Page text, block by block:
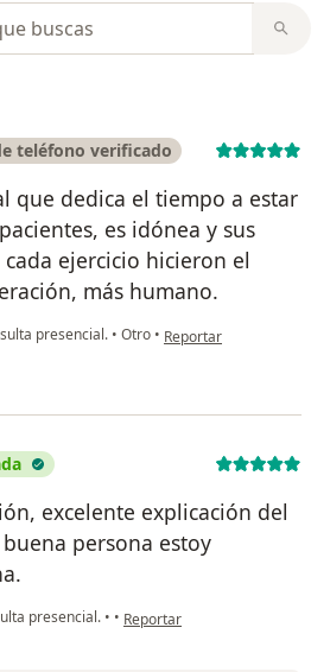
teléfono verificado
que dedica el tiempo a estar
es idónea y sus
ejercicio hicieron el
más humano.
presencial. • Otro • en opinión del usuario G.
Reportar
excelente explicación del
persona estoy
presencial. • • en opinión del usuario Y.G
Reportar